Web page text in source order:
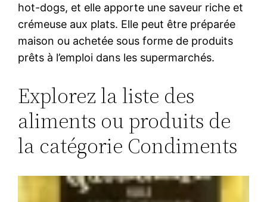
hot-dogs, et elle apporte une saveur riche et
crémeuse aux plats. Elle peut être préparée
maison ou achetée sous forme de produits
prêts à l’emploi dans les supermarchés.
Explorez la liste des
aliments ou produits de
la catégorie Condiments